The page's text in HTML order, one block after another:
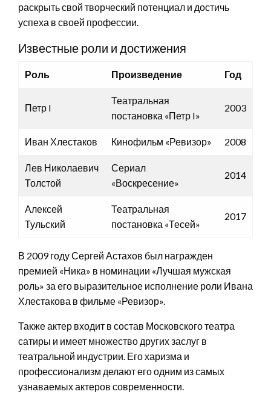
раскрыть свой творческий потенциал и достичь
успеха в своей профессии.
Известные роли и достижения
Роль Произведение Год
Петр I
Театральная
постановка «Петр I»
2003
Иван Хлестаков Кинофильм «Ревизор» 2008
Лев Николаевич
Толстой
Сериал
«Воскресение»
2014
Алексей
Тульский
Театральная
постановка «Тесей»
2017
В 2009 году Сергей Астахов был награжден
премией «Ника» в номинации «Лучшая мужская
роль» за его выразительное исполнение роли Ивана
Хлестакова в фильме «Ревизор».
Также актер входит в состав Московского театра
сатиры и имеет множество других заслуг в
театральной индустрии. Его харизма и
профессионализм делают его одним из самых
узнаваемых актеров современности.